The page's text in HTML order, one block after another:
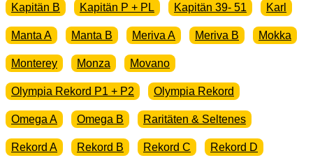
Kapitän B Kapitän P + PL Kapitän 39- 51 Karl
Manta A Manta B Meriva A Meriva B Mokka
Monterey Monza Movano
Olympia Rekord P1 + P2 Olympia Rekord
Omega A Omega B Raritäten & Seltenes
Rekord A Rekord B Rekord C Rekord D